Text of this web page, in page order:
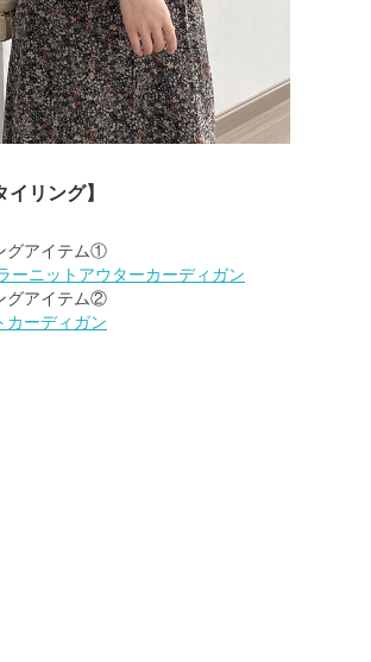
イリング】
ーニットアウターカーディガン
カーディガン